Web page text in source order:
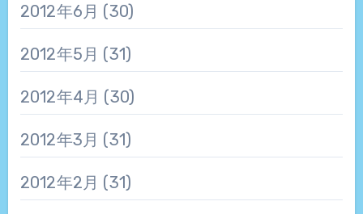
2012年6月 (30)
2012年5月 (31)
2012年4月 (30)
2012年3月 (31)
2012年2月 (31)